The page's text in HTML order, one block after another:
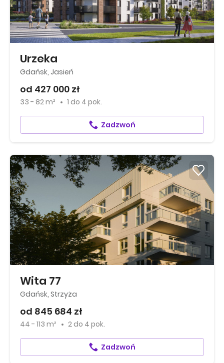
Urzeka
Gdańsk, Jasień
od 427 000 zł
33 - 82 m² 1 do 4 pok.
Zadzwoń
Wita 77
Gdańsk, Strzyża
od 845 684 zł
44 - 113 m² 2 do 4 pok.
Zadzwoń